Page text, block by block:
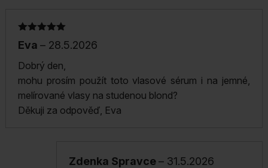
Hodnocení
5z 5
Eva – 28.5.2026
Dobrý den,
mohu prosím použít toto vlasové sérum i na jemné,
melírované vlasy na studenou blond?
Děkuji za odpověď, Eva
Zdenka Spravce– 31.5.2026